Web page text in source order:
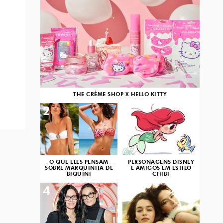
THE CRÈME SHOP X HELLO KITTY
O QUE ELES PENSAM
SOBRE MARQUINHA DE
BIQUÍNI
2
PERSONAGENS DISNEY
E AMIGOS EM ESTILO
CHIBI
3
4